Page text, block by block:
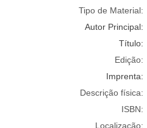
Tipo de Material:
Autor Principal:
Título:
Edição:
Imprenta:
Descrição física:
ISBN:
Localização: